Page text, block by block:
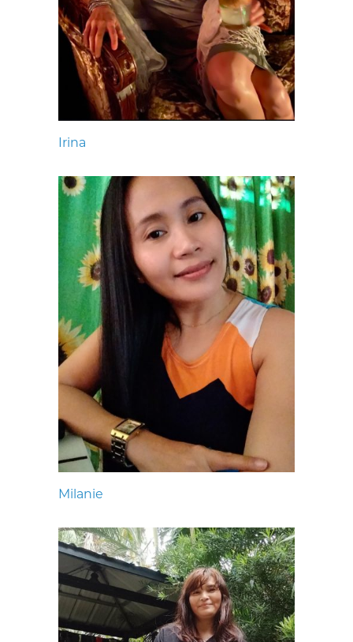
Irina
Milanie